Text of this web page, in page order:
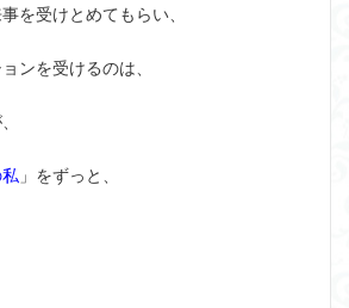
を受けとめてもらい、
ンを受けるのは、
」をずっと、